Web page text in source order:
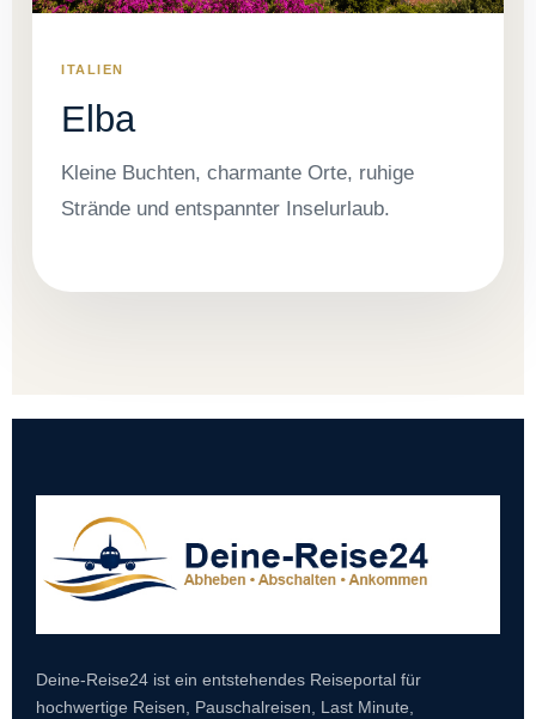
ITALIEN
Elba
Kleine Buchten, charmante Orte, ruhige
Strände und entspannter Inselurlaub.
Deine-Reise24 ist ein entstehendes Reiseportal für
hochwertige Reisen, Pauschalreisen, Last Minute,